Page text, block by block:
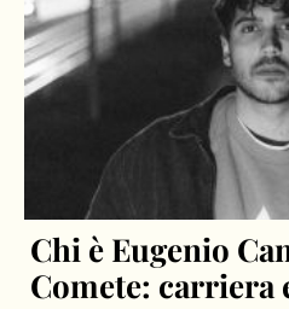
Chi è Eugenio
Comete: carriera